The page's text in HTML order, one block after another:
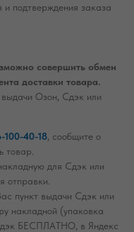
подтверждения заказа
совершить обмен
доставки товара.
выдачи Озон, Сдэк или
100-40-18 , сообщите о
товар.
для Сдэк или
отправки.
пункт выдачи Сдэк или
накладной (упаковка
БЕСПЛАТНО, в Яндекс